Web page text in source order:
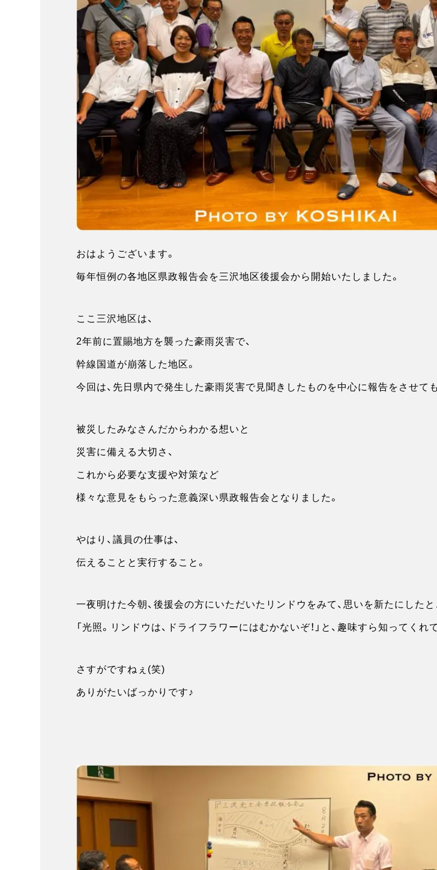
おはようございます。
毎年恒例の各地区県政報告会を三沢地区後援会から開始いたしました。
ここ三沢地区は、
2年前に置賜地方を襲った豪雨災害で、
幹線国道が崩落した地区。
今回は、先日県内で発生した豪雨災害で見聞きしたものを中心に報告をさせて
被災したみなさんだからわかる想いと
災害に備える大切さ、
これから必要な支援や対策など
様々な意見をもらった意義深い県政報告会となりました。
やはり、議員の仕事は、
伝えることと実行すること。
一夜明けた今朝、後援会の方にいただいたリンドウをみて、思いを新たにしたと
「光照。リンドウは、ドライフラワーにはむかないぞ！」と、趣味すら知ってくれ
さすがですねぇ(笑)
ありがたいばっかりです♪